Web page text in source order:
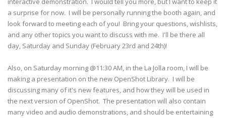
a surprise for now. I will be personally running the booth again, and
look forward to meeting each of you! Bring your questions, wishlists,
and any other topics you want to discuss with me. I'll be there all
day, Saturday and Sunday (February 23rd and 24th)!
Also, on Saturday morning @11:30 AM, in the La Jolla room, I will be
making a presentation on the new OpenShot Library. I will be
discussing many of it's new features, and how they will be used in
the next version of OpenShot. The presentation will also contain
many video and audio demonstrations, and should be entertaining